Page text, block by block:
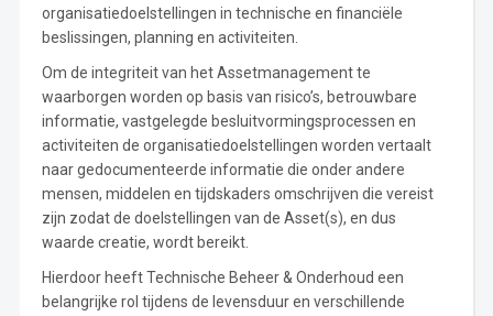
organisatiedoelstellingen in technische en financiële
beslissingen, planning en activiteiten.
Om de integriteit van het Assetmanagement te
waarborgen worden op basis van risico’s, betrouwbare
informatie, vastgelegde besluitvormingsprocessen en
activiteiten de organisatiedoelstellingen worden vertaalt
naar gedocumenteerde informatie die onder andere
mensen, middelen en tijdskaders omschrijven die vereist
zijn zodat de doelstellingen van de Asset(s), en dus
waarde creatie, wordt bereikt.
Hierdoor heeft Technische Beheer & Onderhoud een
belangrijke rol tijdens de levensduur en verschillende